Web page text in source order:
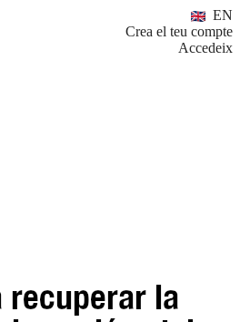
EN
Crea el teu compte
Accedeix